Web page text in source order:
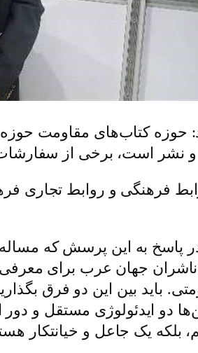
حوزه کتاب‌های مقاومت حوزه
و نشر است، برخی از
فرهنگی و روابط تجاری
در پاسخ به این پرسش که
جهان عرب برای
باید بین این دو فرق
دو ایدئولوژی مستقل و
بلکه یک جاعل و خیانتکار